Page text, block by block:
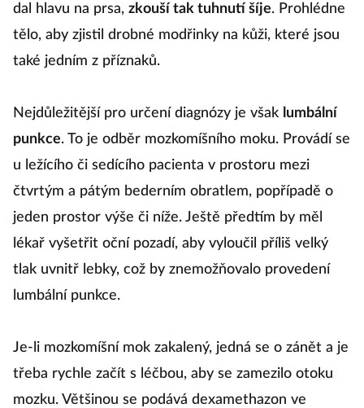
dal hlavu na prsa, zkouší tak tuhnutí šíje. Prohlédne
tělo, aby zjistil drobné modřinky na kůži, které jsou
také jedním z příznaků.
Nejdůležitější pro určení diagnózy je však lumbální
punkce. To je odběr mozkomíšního moku. Provádí se
u ležícího či sedícího pacienta v prostoru mezi
čtvrtým a pátým bederním obratlem, popřípadě o
jeden prostor výše či níže. Ještě předtím by měl
lékař vyšetřit oční pozadí, aby vyloučil příliš velký
tlak uvnitř lebky, což by znemožňovalo provedení
lumbální punkce.
Je-li mozkomíšní mok zakalený, jedná se o zánět a je
třeba rychle začít s léčbou, aby se zamezilo otoku
mozku. Většinou se podává dexamethazon ve